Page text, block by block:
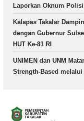
Laporkan Oknum
Kalapas Takalar
dengan Gubernur
HUT Ke-81 RI
UNIMEN dan UNM
Strength-Based